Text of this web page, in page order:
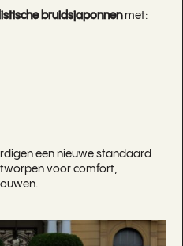
bruidsjaponnenmet:
een nieuwe standaard
voor comfort,